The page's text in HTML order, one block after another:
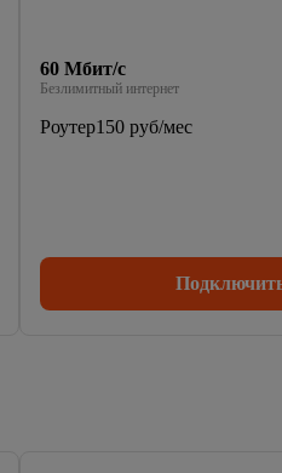
60 Мбит/с
Безлимитный интернет
Роутер150 руб/мес